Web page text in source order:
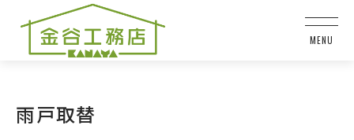
雨戸取替